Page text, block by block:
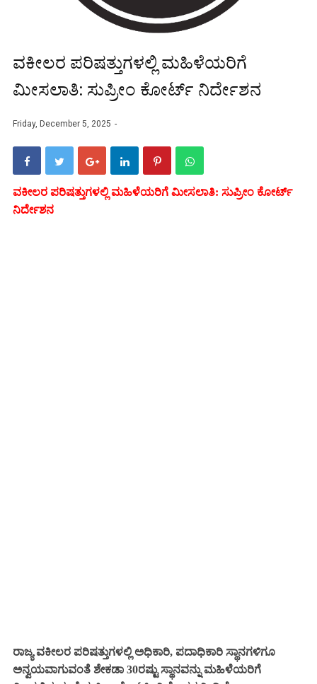
ವಕೀಲರ ಪರಿಷತ್ತುಗಳಲ್ಲಿ ಮಹಿಳೆಯರಿಗೆ
ಮೀಸಲಾತಿ: ಸುಪ್ರೀಂ ಕೋರ್ಟ್‌ ನಿರ್ದೇಶನ
Friday, December 5, 2025
ವಕೀಲರ ಪರಿಷತ್ತುಗಳಲ್ಲಿ ಮಹಿಳೆಯರಿಗೆ ಮೀಸಲಾತಿ: ಸುಪ್ರೀಂ ಕೋರ್ಟ್‌
ನಿರ್ದೇಶನ
ರಾಜ್ಯ ವಕೀಲರ ಪರಿಷತ್ತುಗಳಲ್ಲಿ ಅಧಿಕಾರಿ, ಪದಾಧಿಕಾರಿ ಸ್ಥಾನಗಳಿಗೂ
ಅನ್ವಯವಾಗುವಂತೆ ಶೇಕಡಾ 30ರಷ್ಟು ಸ್ಥಾನವನ್ನು ಮಹಿಳೆಯರಿಗೆ